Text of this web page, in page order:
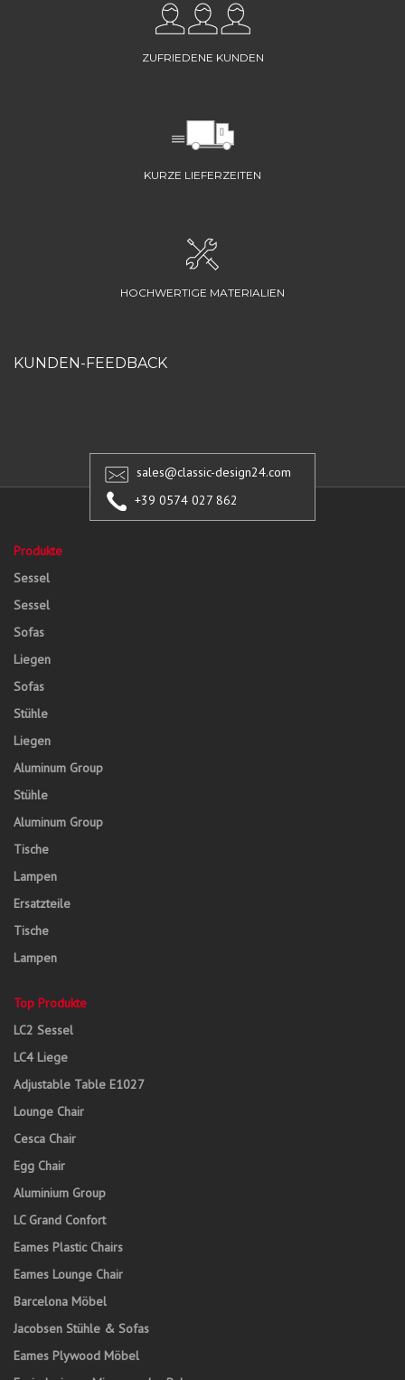
ZUFRIEDENE KUNDEN
KURZE LIEFERZEITEN
HOCHWERTIGE MATERIALIEN
KUNDEN-FEEDBACK
sales@classic-design24.com
+39 0574 027 862
Produkte
Sessel
Sessel
Sofas
Liegen
Sofas
Stühle
Liegen
Aluminum Group
Stühle
Aluminum Group
Tische
Lampen
Ersatzteile
Tische
Lampen
Top Produkte
LC2 Sessel
LC4 Liege
Adjustable Table E1027
Lounge Chair
Cesca Chair
Egg Chair
Aluminium Group
LC Grand Confort
Eames Plastic Chairs
Eames Lounge Chair
Barcelona Möbel
Jacobsen Stühle & Sofas
Eames Plywood Möbel